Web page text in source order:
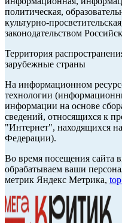
политическая,
культурно-
законодательством
Территория
зарубежные страны
На информационном
технологии
информации на основе
сведений, относящихся к
"Интернет", находящихся
Федерации).
Во время посещения сайта
обрабатываем ваши
метрик Яндекс Метрика,